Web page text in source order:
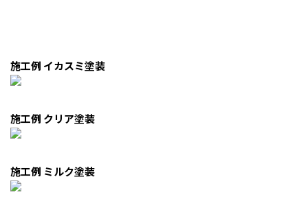
施工例 イカスミ塗装
施工例 クリア塗装
施工例 ミルク塗装